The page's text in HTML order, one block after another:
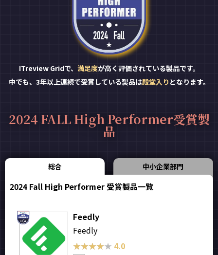
ITreview Gridで、 満足度が高く評価されている製品です。
中でも、3年以上連続で受賞している製品は殿堂入り となります。
2024 FALL High Performer受賞製
品
総合 中小企業部門
2024 Fall High Performer 受賞製品一覧
Feedly
Feedly
★★★★★
★★★★★ 4.0